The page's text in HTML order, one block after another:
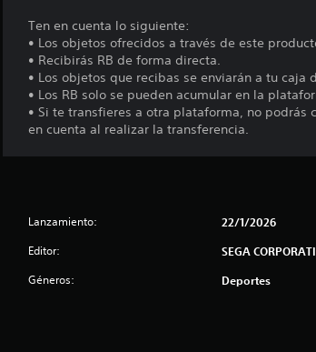
Ten en cuenta lo siguiente:
• Los objetos ofrecidos a través de este
• Recibirás RB de forma directa.
• Los objetos que recibas se enviarán a tu caja
• Los RB solo se pueden acumular en la
• Si te transfieres a otra plataforma, no podrás
en cuenta al realizar la transferencia.
Lanzamiento: 22/1/2026
Editor: SEGA
Géneros: Deportes